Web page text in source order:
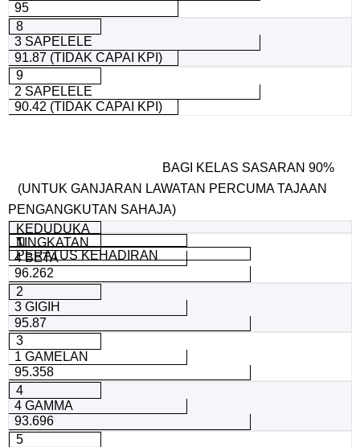
95
8
3 SAPELELE
91.87 (TIDAK CAPAI KPI)
9
2 SAPELELE
90.42 (TIDAK CAPAI KPI)
BAGI KELAS SASARAN 90%
(UNTUK GANJARAN LAWATAN PERCUMA TAJAAN
PENGANGKUTAN SAHAJA)
KEDUDUKA
N
TINGKATAN
PERATUS KEHADIRAN
1
4 BETA
96.262
2
3 GIGIH
95.87
3
1 GAMELAN
95.358
4
4 GAMMA
93.696
5